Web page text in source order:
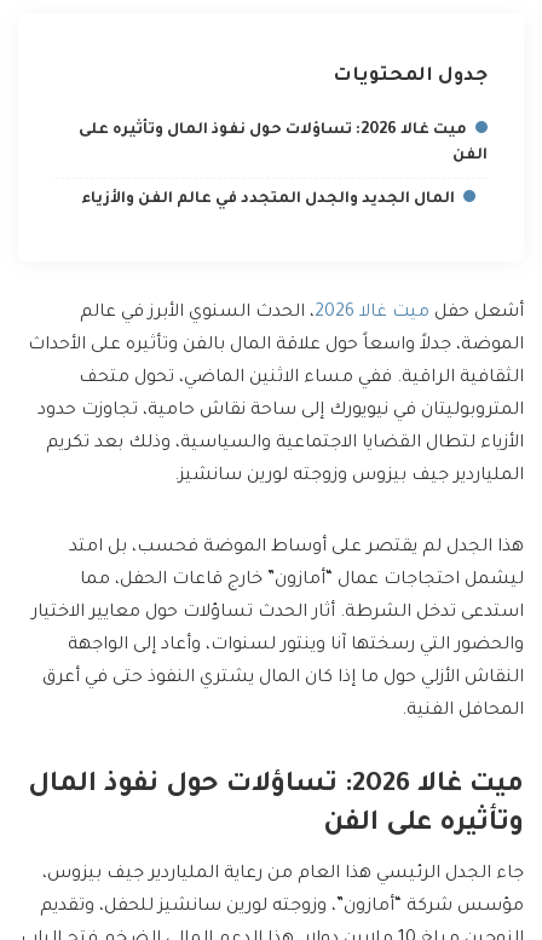
جدول المحتويات
ميت غالا 2026: تساؤلات حول نفوذ المال وتأثيره على
الفن
المال الجديد والجدل المتجدد في عالم الفن والأزياء
أشعل حفل ميت غالا 2026
، الحدث السنوي الأبرز في عالم
الموضة، جدلاً واسعاً حول علاقة المال بالفن وتأثيره على الأحداث
الثقافية الراقية. ففي مساء الاثنين الماضي، تحول متحف
المتروبوليتان في نيويورك إلى ساحة نقاش حامية، تجاوزت حدود
الأزياء لتطال القضايا الاجتماعية والسياسية، وذلك بعد تكريم
الملياردير جيف بيزوس وزوجته لورين سانشيز.
هذا الجدل لم يقتصر على أوساط الموضة فحسب، بل امتد
ليشمل احتجاجات عمال “أمازون” خارج قاعات الحفل، مما
استدعى تدخل الشرطة. أثار الحدث تساؤلات حول معايير الاختيار
والحضور التي رسختها آنا وينتور لسنوات، وأعاد إلى الواجهة
النقاش الأزلي حول ما إذا كان المال يشتري النفوذ حتى في أعرق
المحافل الفنية.
ميت غالا 2026: تساؤلات حول نفوذ المال
وتأثيره على الفن
جاء الجدل الرئيسي هذا العام من رعاية الملياردير جيف بيزوس،
مؤسس شركة “أمازون”، وزوجته لورين سانشيز للحفل، وتقديم